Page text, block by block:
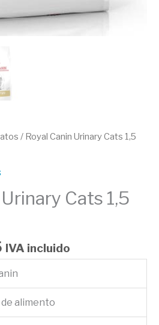
/ Royal Canin Urinary Cats 1,5
Cats 1,5
IVA incluido
de alimento